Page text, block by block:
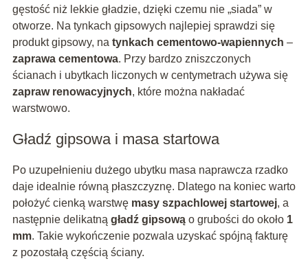
gęstość niż lekkie gładzie, dzięki czemu nie „siada” w
otworze. Na tynkach gipsowych najlepiej sprawdzi się
produkt gipsowy, na tynkach cementowo-wapiennych –
zaprawa cementowa. Przy bardzo zniszczonych
ścianach i ubytkach liczonych w centymetrach używa się
zapraw renowacyjnych, które można nakładać
warstwowo.
Gładź gipsowa i masa startowa
Po uzupełnieniu dużego ubytku masa naprawcza rzadko
daje idealnie równą płaszczyznę. Dlatego na koniec warto
położyć cienką warstwę masy szpachlowej startowej, a
następnie delikatną gładź gipsowąo grubości do około 1
mm. Takie wykończenie pozwala uzyskać spójną fakturę
z pozostałą częścią ściany.